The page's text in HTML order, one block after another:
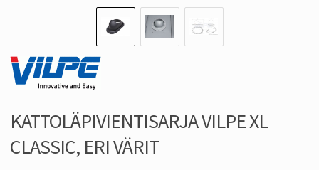
KATTOLÄPIVIENTISARJA VILPE XL
CLASSIC, ERI VÄRIT